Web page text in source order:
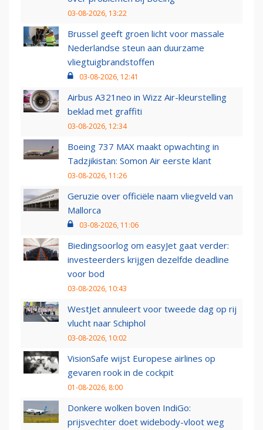
03-08-2026, 13:22
Brussel geeft groen licht voor massale
Nederlandse steun aan duurzame
vliegtuigbrandstoffen
03-08-2026, 12:41
Airbus A321neo in Wizz Air-kleurstelling
beklad met graffiti
03-08-2026, 12:34
Boeing 737 MAX maakt opwachting in
Tadzjikistan: Somon Air eerste klant
03-08-2026, 11:26
Geruzie over officiële naam vliegveld van
Mallorca
03-08-2026, 11:06
Biedingsoorlog om easyJet gaat verder:
investeerders krijgen dezelfde deadline
voor bod
03-08-2026, 10:43
WestJet annuleert voor tweede dag op rij
vlucht naar Schiphol
03-08-2026, 10:02
VisionSafe wijst Europese airlines op
gevaren rook in de cockpit
01-08-2026, 8:00
Donkere wolken boven IndiGo:
prijsvechter doet widebody-vloot weg